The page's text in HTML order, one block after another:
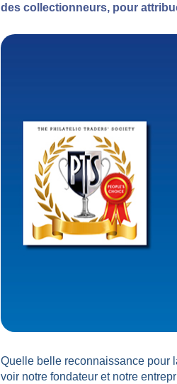
des collectionneurs, pour
Quelle belle reconnaissance pour
voir notre fondateur et notre